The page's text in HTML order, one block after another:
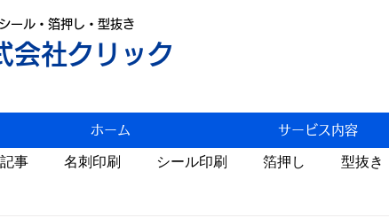
ール・箔押し・型抜き
会社クリック
ホーム サービス内容
事 名刺印刷 シール印刷 箔押し 型抜き